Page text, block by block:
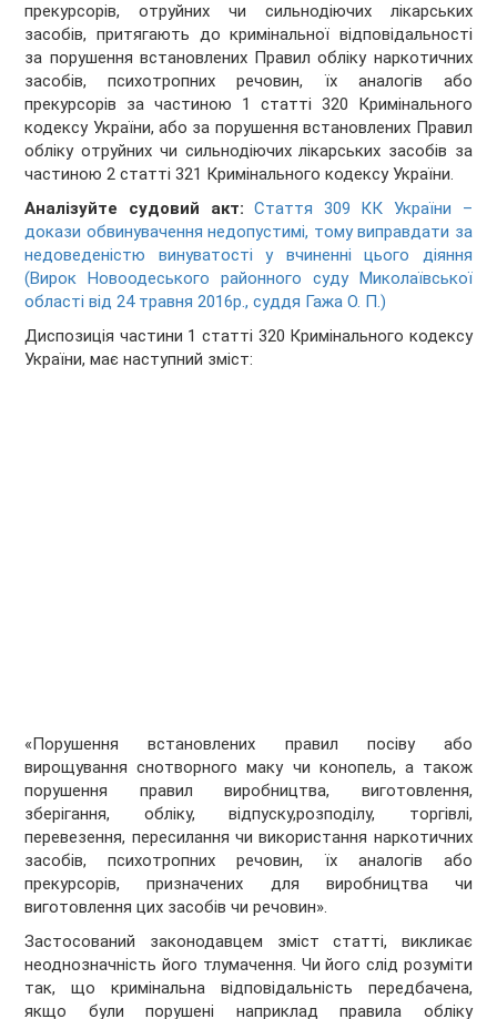
прекурсорів, отруйних чи сильнодіючих лікарських
засобів, притягають до кримінальної відповідальності
за порушення встановлених Правил обліку наркотичних
засобів, психотропних речовин, їх аналогів або
прекурсорів за частиною 1 статті 320 Кримінального
кодексу України, або за порушення встановлених Правил
обліку отруйних чи сильнодіючих лікарських засобів за
частиною 2 статті 321 Кримінального кодексу України.
Аналізуйте судовий акт: Стаття 309 КК України –
докази обвинувачення недопустимі, тому виправдати за
недоведеністю винуватості у вчиненні цього діяння
(Вирок Новоодеського районного суду Миколаївської
області від 24 травня 2016р., суддя Гажа О. П.)
Диспозиція частини 1 статті 320 Кримінального кодексу
України, має наступний зміст:
«Порушення встановлених правил посіву або
вирощування снотворного маку чи конопель, а також
порушення правил виробництва, виготовлення,
зберігання, обліку, відпуску,розподілу, торгівлі,
перевезення, пересилання чи використання наркотичних
засобів, психотропних речовин, їх аналогів або
прекурсорів, призначених для виробництва чи
виготовлення цих засобів чи речовин».
Застосований законодавцем зміст статті, викликає
неоднозначність його тлумачення. Чи його слід розуміти
так, що кримінальна відповідальність передбачена,
якщо були порушені наприклад правила обліку